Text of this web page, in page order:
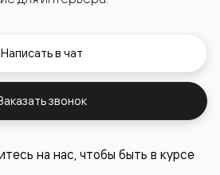
Написать в чат
звонок
на нас, чтобы быть в курсе